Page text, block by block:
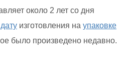
около 2 лет со дня
дату изготовления на упаковке
было произведено недавно.